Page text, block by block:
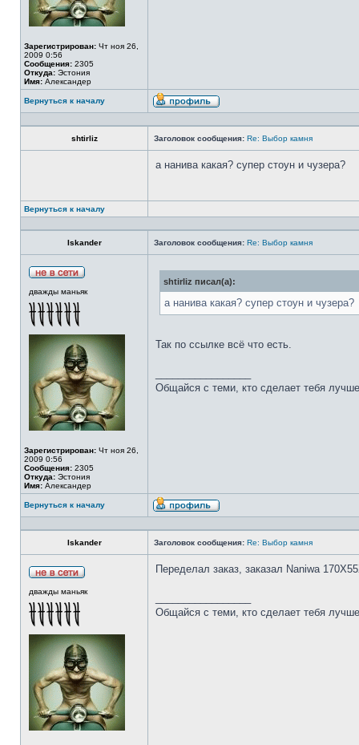
Зарегистрирован: Чт ноя 26,
2009 0:56
Сообщения: 2305
Откуда: Эстония
Имя: Александер
Вернуться к началу
shtirliz Заголовок сообщения: Re: Выбор камня
а нанива какая? супер стоун и чузера?
Вернуться к началу
Iskander Заголовок сообщения: Re: Выбор камня
дважды маньяк
Зарегистрирован: Чт ноя 26,
2009 0:56
Сообщения: 2305
Откуда: Эстония
Имя: Александер
shtirliz писал(а):
а нанива какая? супер стоун и чузера?
Так по ссылке всё что есть.
Общайся с теми, кто сделает тебя
Вернуться к началу
Iskander Заголовок сообщения: Re: Выбор камня
дважды маньяк
Переделал заказ, заказал Naniwa
Общайся с теми, кто сделает тебя